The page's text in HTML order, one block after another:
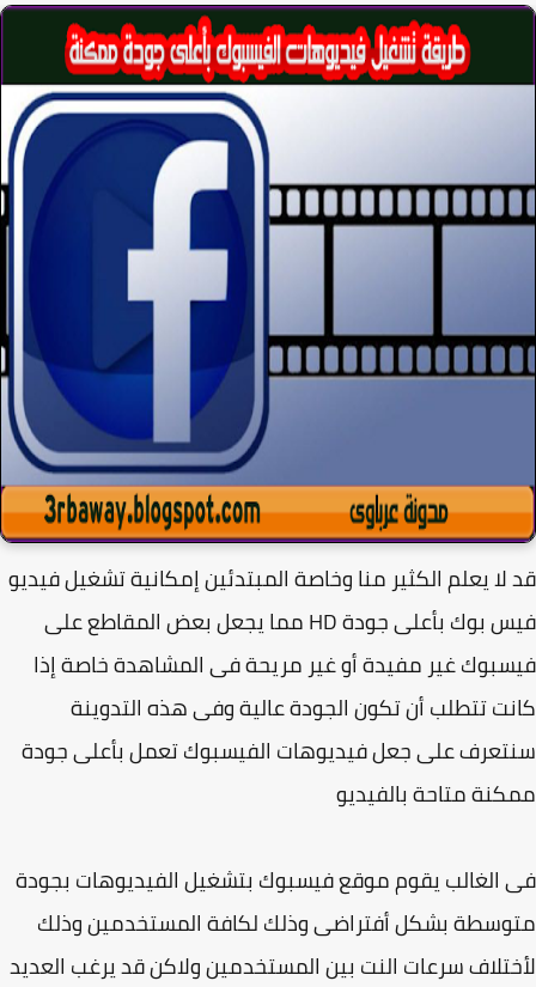
يعلم الكثير منا وخاصة المبتدئين إمكانية تشغيل فيديو
فيس بوك بأعلى جودة HD مما يجعل بعض المقاطع على
غير مفيدة أو غير مريحة فى المشاهدة خاصة إذا
تتطلب أن تكون الجودة عالية وفى هذه التدوينة
على جعل فيديوهات الفيسبوك تعمل بأعلى جودة
متاحة بالفيديو
يقوم موقع فيسبوك بتشغيل الفيديوهات بجودة
بشكل أفتراضى وذلك لكافة المستخدمين وذلك
سرعات النت بين المستخدمين ولاكن قد يرغب العديد